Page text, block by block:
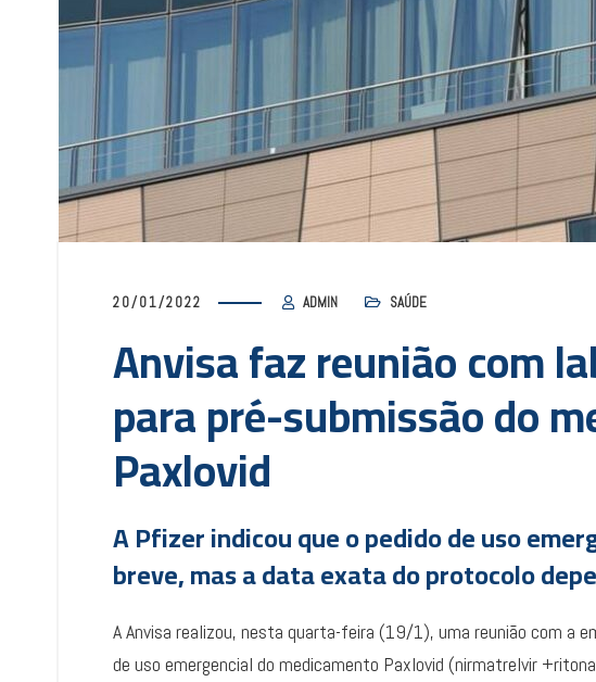
20/01/2022 ADMIN SAÚDE
Anvisa faz reunião com
para pré-submissão do
Paxlovid
A Pfizer indicou que o pedido de uso
breve, mas a data exata do protocolo
A Anvisa realizou, nesta quarta-feira (19/1), uma reunião com a
de uso emergencial do medicamento Paxlovid (nirmatrelvir